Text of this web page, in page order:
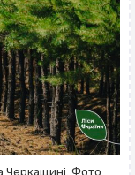
Черкащині. Фото